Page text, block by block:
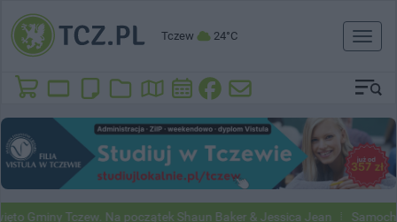
Tczew 24°C
Toggle
Gminy Tczew. Na początek Shaun Baker & Jessica Jean